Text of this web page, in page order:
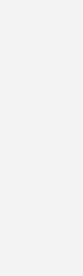
verwenden wir
Sie mehr in